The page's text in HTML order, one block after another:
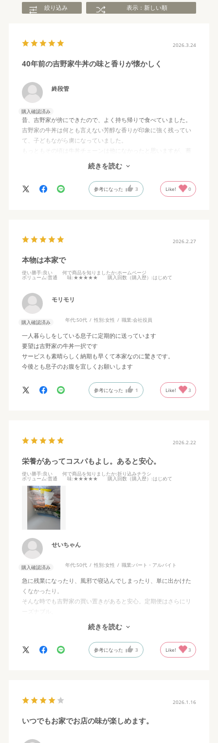
絞り込み 表示：新しい順
2026.3.24
40年前の吉野家牛丼の味と香りが懐かしく
終段管
購入確認済み
昔、吉野家が傍にできたので、よく持ち帰りで食べていました。
吉野家の牛丼は何とも言えない芳醇な香りが印象に強く残ってい
て、子どもながら虜になっていました。
もっともその頃は牛丼チェーンは他になかったと思いますが、蕎
麦屋の牛丼も美味しいですが、何と言うか違うステージに居ま
残念ながらレトルトの本品にその香りは感じられませんが、味は
当時の面影を感じます。
公式ショップから定期で買えば一番安く、送料込なのでおすすめ
続きを読む
参考になった 3 Like! 0
2026.2.27
本物は本家で
使い勝手:良い 何で商品を知りましたか:ホームページ
ボリューム:普通 味:★★★★★ 購入回数（購入歴） :はじめて
モリモリ
購入確認済み 年代:50代 性別:女性 職業:会社役員
一人暮らしをしている息子に定期的に送っています
要望は吉野家の牛丼一択です
サービスも素晴らしく納期も早くて本家なのに驚きです。
今後とも息子のお腹を宜しくお願いします
参考になった 1 Like! 3
2026.2.22
栄養があってコスパもよし。あると安心。
使い勝手:良い 何で商品を知りましたか:折り込みチラシ
ボリューム:普通 味:★★★★★ 購入回数（購入歴） :はじめて
せいちゃん
購入確認済み 年代:50代 性別:女性 職業:パート・アルバイト
急に残業になったり、風邪で寝込んでしまったり、単に出かけた
くなかったり。
そんな時でも吉野家の買い置きがあると安心。定期便はさらにリ
ごはんでもうどんでも合うし、たまごや野菜と合わせれば栄養満
それに……冷凍庫で場所を取らない！ 冷蔵庫がちいさくても安心で
す。
続きを読む
参考になった 3 Like! 3
2026.1.16
いつでもお家でお店の味が楽しめます。